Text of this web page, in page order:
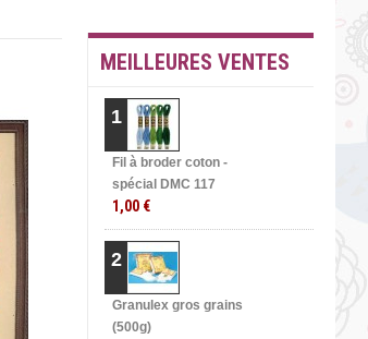
MEILLEURES VENTES
1
Fil à broder coton -
spécial DMC 117
1,00 €
2
Granulex gros grains
(500g)